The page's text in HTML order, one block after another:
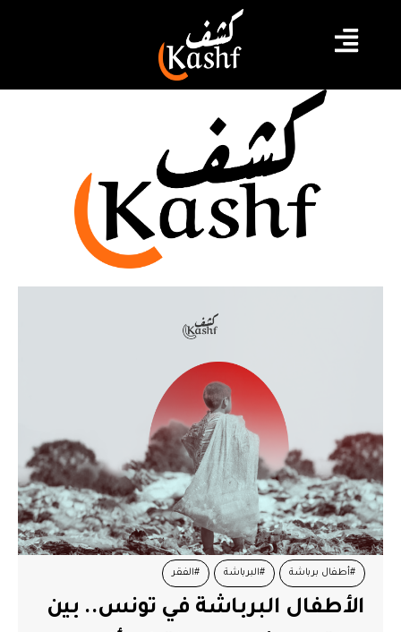
البرباشة
#أطفال برباشة #البرباشة #الفقر
#المنتدى التونسي للحقوق الإقتصادية والإجتماعية #النص القانوني
الأطفال البرباشة في تونس.. بين